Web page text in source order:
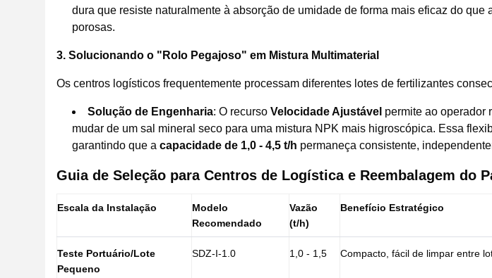
dura que resiste naturalmente à absorção de umidade de forma mais eficaz do que
porosas.
3. Solucionando o "Rolo Pegajoso" em Mistura Multimaterial
Os centros logísticos frequentemente processam diferentes lotes de fertilizantes
Solução de Engenharia: O recurso Velocidade Ajustável permite ao operador
mudar de um sal mineral seco para uma mistura NPK mais higroscópica. Essa
garantindo que a capacidade de 1,0 - 4,5 t/h permaneça consistente,
Guia de Seleção para Centros de Logística e Reembalagem do
Escala da Instalação
Modelo
Recomendado
Vazão
(t/h)
Benefício Estratégico
Teste Portuário/Lote
Pequeno
SDZ-I-1.0 1,0 - 1,5 Compacto, fácil de limpar entre